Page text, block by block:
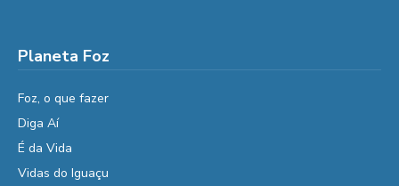
Planeta Foz
Foz, o que fazer
Diga Aí
É da Vida
Vidas do Iguaçu